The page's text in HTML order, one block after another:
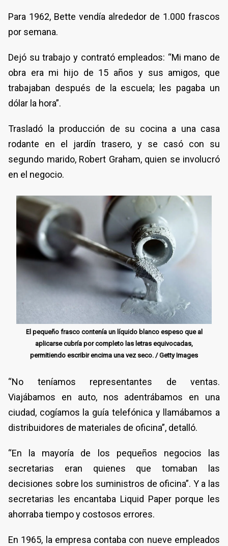
Para 1962, Bette vendía alrededor de 1.000 frascos
por semana.
Dejó su trabajo y contrató empleados: “Mi mano de
obra era mi hijo de 15 años y sus amigos, que
trabajaban después de la escuela; les pagaba un
dólar la hora”.
Trasladó la producción de su cocina a una casa
rodante en el jardín trasero, y se casó con su
segundo marido, Robert Graham, quien se involucró
en el negocio.
El pequeño frasco contenía un líquido blanco espeso que al
aplicarse cubría por completo las letras equivocadas,
permitiendo escribir encima una vez seco. / Getty Images
“No teníamos representantes de ventas.
Viajábamos en auto, nos adentrábamos en una
ciudad, cogíamos la guía telefónica y llamábamos a
distribuidores de materiales de oficina”, detalló.
“En la mayoría de los pequeños negocios las
secretarias eran quienes que tomaban las
decisiones sobre los suministros de oficina”. Y a las
secretarias les encantaba Liquid Paper porque les
ahorraba tiempo y costosos errores.
En 1965, la empresa contaba con nueve empleados